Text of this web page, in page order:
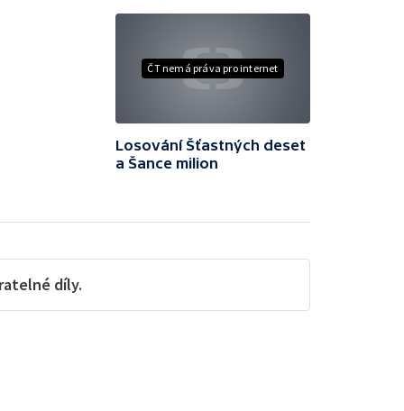
ČT nemá práva pro internet
Losování Šťastných deset
a Šance milion
díly.